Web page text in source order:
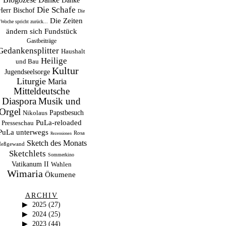
Bischof Die Schafe Die
Woche spricht zurück...
Die Zeiten
ändern sich Fundstück
Gastbeiträge
Haushalt
und Bau Heilige
Jugendseelsorge Kultur
Liturgie Maria
Mitteldeutsche
Diaspora Musik und
Nikolaus Papstbesuch
Presseschau PuLa-reloaded
unterwegs Rezensionen Rosa
Sketch des Monats
Sketchlets Sommerkino
Vatikanum II Wahlen
Wimaria Ökumene
ARCHIV
2025 (27)
2024 (25)
2023 (44)